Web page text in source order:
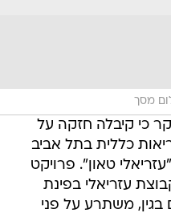
מסך
כי קיבלה חזקה על
כללית בתל אביב
טאון". פרויקט
עזריאלי בפינת
משתרע על פני